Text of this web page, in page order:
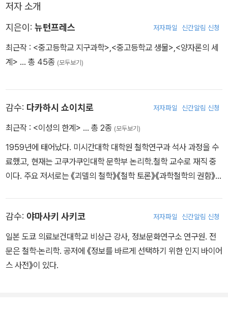
이어서 3장에서는 논리를 수학적으로 다루는 방법을 소개한다. 19세
고자 언어에서 기호로 그 형식을 크게 변화시켰다. 기호를 사용해 논
리를 나타내면 정확성을 더 증대시킬 수 있다. 또 확률을 사용한 논리
마지막 5장에서는 토론에 사용되는 논리를 소개한다. 상대방 주장의
구체적인 방법을 소개한다.
2 과학적으로 생각한다
저자 소개
지은이: 뉴턴프레스 저자파일 신간알림 신청
최근작 : <중고등학교 지구과학>,<중고등학교 생물>,<양자론의 세
계> … 총 45종 (모두보기)
감수: 다카하시 쇼이치로 저자파일 신간알림 신청
최근작 : <이성의 한계> … 총 2종 (모두보기)
1959년에 태어났다. 미시간대학 대학원 철학연구과 석사 과정을 수
료했고, 현재는 고쿠가쿠인대학 문학부 논리학.철학 교수로 재직 중
이다. 주요 저서로는 《괴델의 철학》《철학 토론》《과학철학의 권함》
감수: 야마사키 사키코 저자파일 신간알림 신청
일본 도쿄 의료보건대학교 비상근 강사, 정보문화연구소 연구원. 전
문은 철학·논리학. 공저에 《정보를 바르게 선택하기 위한 인지 바이어
스 사전》이 있다.